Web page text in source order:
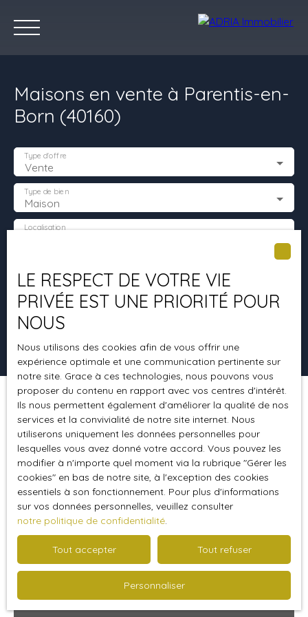
Accueil Acheter
Maisons en vente à Parentis-en-
Born (40160)
Vente
Type d'offre
Maison
Type de bien
Localisation
Surface min (m²)
Rechercher
Pertinence
Trier par Créer une alerte
309 000€
Coup de cœur
LE RESPECT DE VOTRE VIE
PRIVÉE EST UNE PRIORITÉ POUR
NOUS
Nous utilisons des cookies afin de vous offrir une
expérience optimale et une communication pertinente sur
notre site. Grace à ces technologies, nous pouvons vous
proposer du contenu en rapport avec vos centres d'intérêt.
Ils nous permettent également d'améliorer la qualité de nos
services et la convivialité de notre site internet. Nous
utiliserons uniquement les données personnelles pour
lesquelles vous avez donné votre accord. Vous pouvez les
modifier à n'importe quel moment via la rubrique ″Gérer les
cookies″ en bas de notre site, à l'exception des cookies
essentiels à son fonctionnement. Pour plus d'informations
sur vos données personnelles, veuillez consulter
notre politique de confidentialité.
Tout accepter Tout refuser
Personnaliser